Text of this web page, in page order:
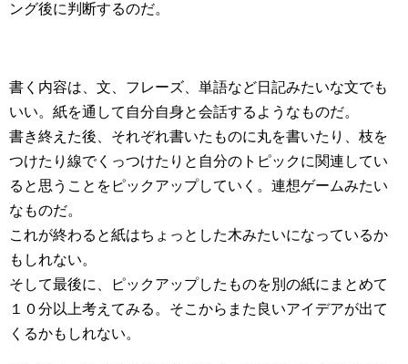
ング後に判断するのだ。
書く内容は、文、フレーズ、単語など日記みたいな文でも
いい。紙を通して自分自身と会話するようなものだ。
書き終えた後、それぞれ書いたものに丸を書いたり、枝を
つけたり線でくっつけたりと自分のトピックに関連してい
ると思うことをピックアップしていく。連想ゲームみたい
なものだ。
これが終わると紙はちょっとした木みたいになっているか
もしれない。
そして最後に、ピックアップしたものを別の紙にまとめて
１０分以上考えてみる。そこからまた良いアイデアが出て
くるかもしれない。